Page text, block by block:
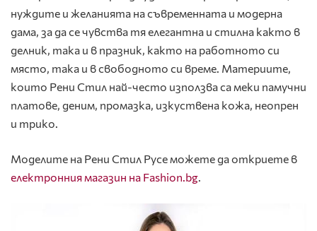
нуждите и желанията на съвременната и модерна
дама, за да се чувства тя елегантна и стилна както в
делник, така и в празник, както на работното си
място, така и в свободното си време. Материите,
които Рени Стил най-често използва са меки памучни
платове, деним, промазка, изкуствена кожа, неопрен
и трико.
Моделите на Рени Стил Русе можете да откриете в
електронния магазин на Fashion.bg.